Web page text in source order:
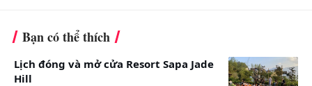
The Anam Cam
Ranh Nha
Trang
dài, Cam Ranh,
Nha Trang
đêm
Bạn có thể thích
Lịch đóng và mở cửa Resort Sapa Jade
Hill